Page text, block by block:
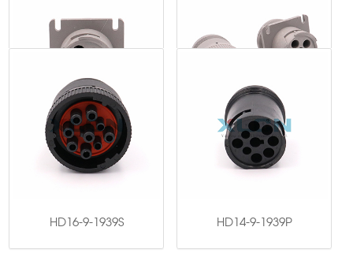
HD10-6-12P HD16-6-12S HD10-6-12P
HD16-9-1939S HD14-9-1939P